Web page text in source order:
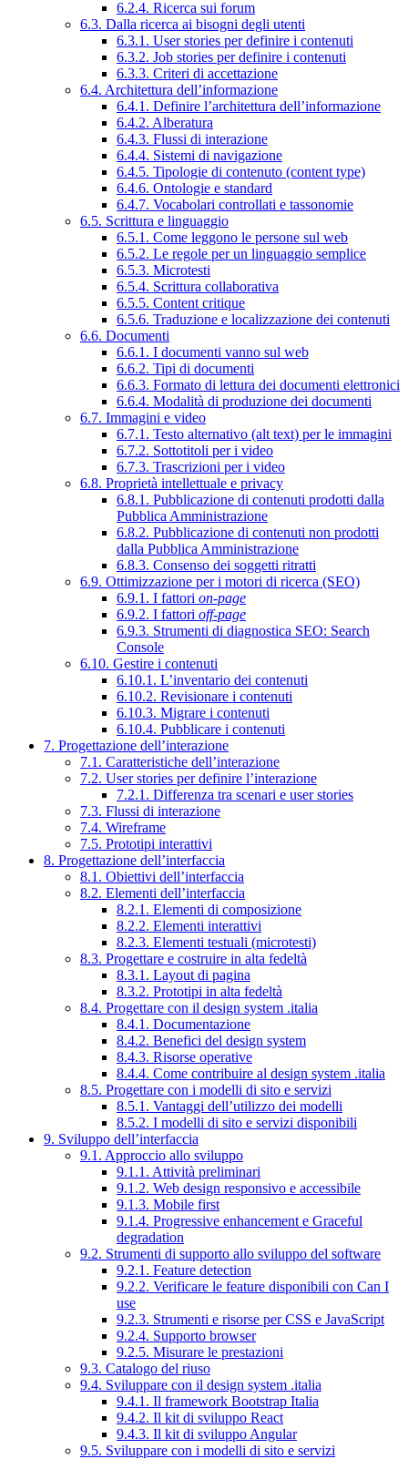
6.2.4. Ricerca sui forum
6.3. Dalla ricerca ai bisogni degli utenti
6.3.1. User stories per definire i contenuti
6.3.2. Job stories per definire i contenuti
6.3.3. Criteri di accettazione
6.4. Architettura dell’informazione
6.4.1. Definire l’architettura dell’informazione
6.4.2. Alberatura
6.4.3. Flussi di interazione
6.4.4. Sistemi di navigazione
6.4.5. Tipologie di contenuto (content type)
6.4.6. Ontologie e standard
6.4.7. Vocabolari controllati e tassonomie
6.5. Scrittura e linguaggio
6.5.1. Come leggono le persone sul web
6.5.2. Le regole per un linguaggio semplice
6.5.3. Microtesti
6.5.4. Scrittura collaborativa
6.5.5. Content critique
6.5.6. Traduzione e localizzazione dei contenuti
6.6. Documenti
6.6.1. I documenti vanno sul web
6.6.2. Tipi di documenti
6.6.3. Formato di lettura dei documenti elettronici
6.6.4. Modalità di produzione dei documenti
6.7. Immagini e video
6.7.1. Testo alternativo (alt text) per le immagini
6.7.2. Sottotitoli per i video
6.7.3. Trascrizioni per i video
6.8. Proprietà intellettuale e privacy
6.8.1. Pubblicazione di contenuti prodotti dalla
Pubblica Amministrazione
6.8.2. Pubblicazione di contenuti non prodotti
dalla Pubblica Amministrazione
6.8.3. Consenso dei soggetti ritratti
6.9. Ottimizzazione per i motori di ricerca (SEO)
6.9.1. I fattori on-page
6.9.2. I fattori off-page
6.9.3. Strumenti di diagnostica SEO: Search
Console
6.10. Gestire i contenuti
6.10.1. L’inventario dei contenuti
6.10.2. Revisionare i contenuti
6.10.3. Migrare i contenuti
6.10.4. Pubblicare i contenuti
7. Progettazione dell’interazione
7.1. Caratteristiche dell’interazione
7.2. User stories per definire l’interazione
7.2.1. Differenza tra scenari e user stories
7.3. Flussi di interazione
7.4. Wireframe
7.5. Prototipi interattivi
8. Progettazione dell’interfaccia
8.1. Obiettivi dell’interfaccia
8.2. Elementi dell’interfaccia
8.2.1. Elementi di composizione
8.2.2. Elementi interattivi
8.2.3. Elementi testuali (microtesti)
8.3. Progettare e costruire in alta fedeltà
8.3.1. Layout di pagina
8.3.2. Prototipi in alta fedeltà
8.4. Progettare con il design system .italia
8.4.1. Documentazione
8.4.2. Benefici del design system
8.4.3. Risorse operative
8.4.4. Come contribuire al design system .italia
8.5. Progettare con i modelli di sito e servizi
8.5.1. Vantaggi dell’utilizzo dei modelli
8.5.2. I modelli di sito e servizi disponibili
9. Sviluppo dell’interfaccia
9.1. Approccio allo sviluppo
9.1.1. Attività preliminari
9.1.2. Web design responsivo e accessibile
9.1.3. Mobile first
9.1.4. Progressive enhancement e Graceful
degradation
9.2. Strumenti di supporto allo sviluppo del software
9.2.1. Feature detection
9.2.2. Verificare le feature disponibili con Can I
use
9.2.3. Strumenti e risorse per CSS e JavaScript
9.2.4. Supporto browser
9.2.5. Misurare le prestazioni
9.3. Catalogo del riuso
9.4. Sviluppare con il design system .italia
9.4.1. Il framework Bootstrap Italia
9.4.2. Il kit di sviluppo React
9.4.3. Il kit di sviluppo Angular
9.5. Sviluppare con i modelli di sito e servizi